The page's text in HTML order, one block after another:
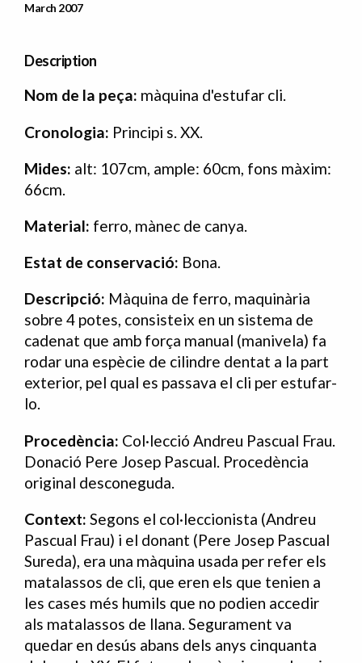
Data Publicació
March 2007
Description
Nom de la peça: màquina d'estufar cli.
Cronologia: Principi s. XX.
Mides: alt: 107cm, ample: 60cm, fons màxim:
66cm.
Material: ferro, mànec de canya.
Estat de conservació: Bona.
Descripció: Màquina de ferro, maquinària
sobre 4 potes, consisteix en un sistema de
cadenat que amb força manual (manivela) fa
rodar una espècie de cilindre dentat a la part
exterior, pel qual es passava el cli per estufar-
lo.
Procedència: Col·lecció Andreu Pascual Frau.
Donació Pere Josep Pascual. Procedència
original desconeguda.
Context: Segons el col·leccionista (Andreu
Pascual Frau) i el donant (Pere Josep Pascual
Sureda), era una màquina usada per refer els
matalassos de cli, que eren els que tenien a
les cases més humils que no podien accedir
als matalassos de llana. Segurament va
quedar en desús abans dels anys cinquanta